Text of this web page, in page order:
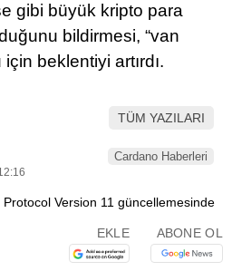
Telegram
gibi büyük kripto para
bildirmesi, “van
beklentiyi artırdı.
TÜM YAZILARI
Cardano Haberleri
EKLE ABONE OL